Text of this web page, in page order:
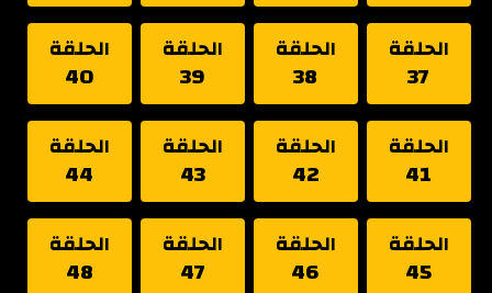
الحلقة
37
الحلقة
38
الحلقة
39
الحلقة
40
الحلقة
41
الحلقة
42
الحلقة
43
الحلقة
44
الحلقة
45
الحلقة
46
الحلقة
47
الحلقة
48